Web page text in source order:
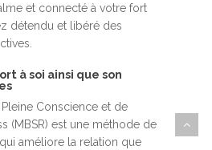
et connecté à votre fort
détendu et libéré des
à soi ainsi que son
Conscience et de
(MBSR) est une méthode de
améliore la relation que